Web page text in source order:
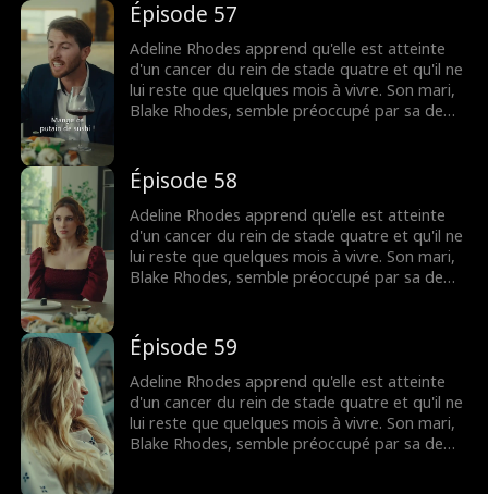
croqueuse de diamants calculatrice, et elle
pense qu'il ne l'a jamais aimée. Tout change
lorsque Blake apprend qu'Adeline est
mourante, mais il est peut-être trop tard
pour lui dire que c'est elle qu'il a aimée
pendant tout ce temps.
Épisode 57
Adeline Rhodes apprend qu'elle est atteinte
d'un cancer du rein de stade quatre et qu'il ne
lui reste que quelques mois à vivre. Son mari,
Blake Rhodes, semble préoccupé par sa demi-
croqueuse de diamants calculatrice, et elle
pense qu'il ne l'a jamais aimée. Tout change
lorsque Blake apprend qu'Adeline est
mourante, mais il est peut-être trop tard
pour lui dire que c'est elle qu'il a aimée
pendant tout ce temps.
Épisode 58
Adeline Rhodes apprend qu'elle est atteinte
d'un cancer du rein de stade quatre et qu'il ne
lui reste que quelques mois à vivre. Son mari,
Blake Rhodes, semble préoccupé par sa demi-
croqueuse de diamants calculatrice, et elle
pense qu'il ne l'a jamais aimée. Tout change
lorsque Blake apprend qu'Adeline est
mourante, mais il est peut-être trop tard
pour lui dire que c'est elle qu'il a aimée
pendant tout ce temps.
Épisode 59
Adeline Rhodes apprend qu'elle est atteinte
d'un cancer du rein de stade quatre et qu'il ne
lui reste que quelques mois à vivre. Son mari,
Blake Rhodes, semble préoccupé par sa demi-